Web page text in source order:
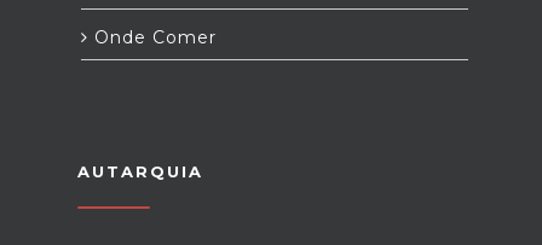
Onde Comer
AUTARQUIA